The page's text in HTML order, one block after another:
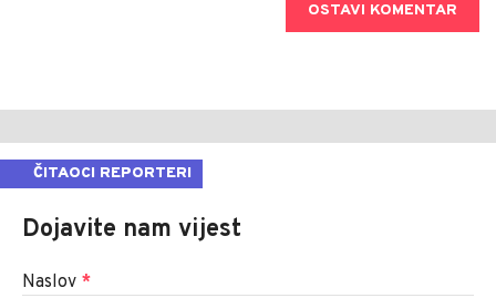
OSTAVI KOMENTAR
ČITAOCI REPORTERI
Dojavite nam vijest
Naslov *